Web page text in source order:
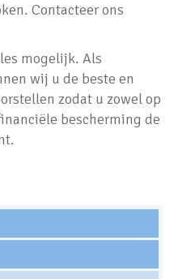
Contacteer ons
mogelijk. Als
wij u de beste en
zodat u zowel op
bescherming de